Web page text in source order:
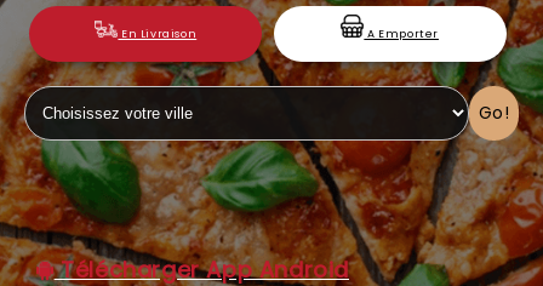
VOS AVIS
MENTIONS LÉGALES
C.G.V
En Livraison A Emporter
Go!
Télécharger App Android